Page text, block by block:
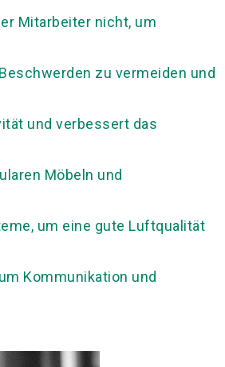
Mitarbeiter nicht, um
zu vermeiden und
und verbessert das
Möbeln und
um eine gute Luftqualität
Kommunikation und